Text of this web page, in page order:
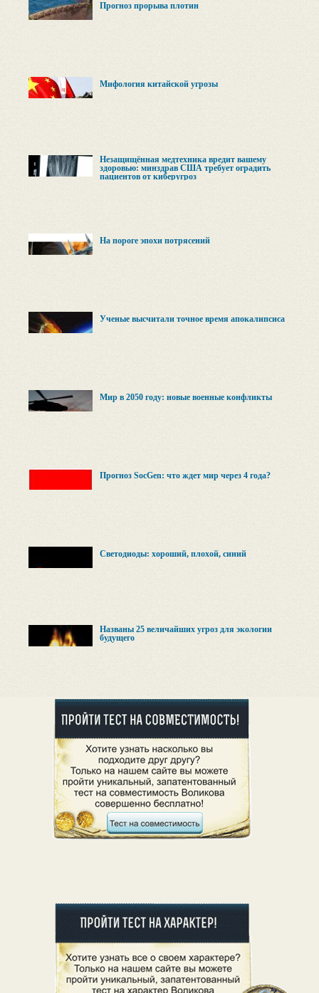
Прогноз прорыва плотин
Мифология китайской угрозы
Незащищённая медтехника вредит вашему
здоровью: минздрав США требует оградить
пациентов от киберугроз
На пороге эпохи потрясений
Ученые высчитали точное время апокалипсиса
Мир в 2050 году: новые военные конфликты
Прогноз SocGen: что ждет мир через 4 года?
Светодиоды: хороший, плохой, синий
Названы 25 величайших угроз для экологии
будущего